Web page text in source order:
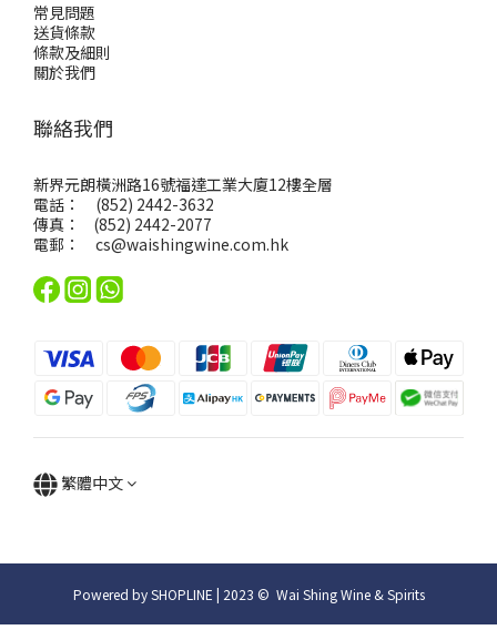
常見問題
送貨條款
條款及細則
關於我們
聯絡我們
新界元朗橫洲路16號福達工業大廈12樓全層
電話： (852) 2442-3632
傳真： (852) 2442-2077
電郵： cs@waishingwine.com.hk
繁體中文
Powered by SHOPLINE | 2023 © Wai Shing Wine & Spirits